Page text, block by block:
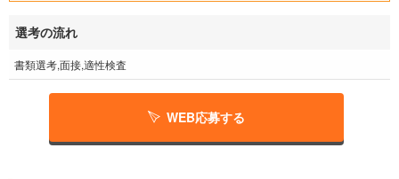
選考の流れ
書類選考,面接,適性検査
WEB応募する